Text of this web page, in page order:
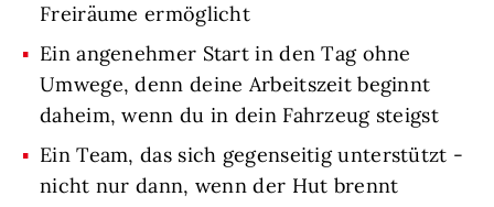
Freiräume ermöglicht
Ein angenehmer Start in den Tag ohne
Umwege, denn deine Arbeitszeit beginnt
daheim, wenn du in dein Fahrzeug steigst
Ein Team, das sich gegenseitig unterstützt -
nicht nur dann, wenn der Hut brennt